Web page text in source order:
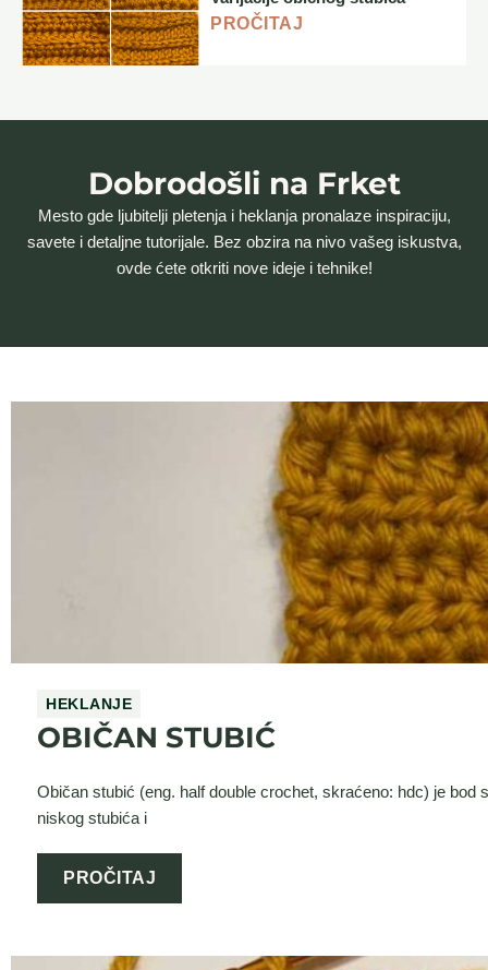
PROČITAJ
Dobrodošli na Frket
Mesto gde ljubitelji pletenja i heklanja pronalaze inspiraciju,
savete i detaljne tutorijale. Bez obzira na nivo vašeg iskustva,
ovde ćete otkriti nove ideje i tehnike!
HEKLANJE
OBIČAN STUBIĆ
Običan stubić (eng. half double crochet, skraćeno: hdc) je
niskog stubića i
PROČITAJ